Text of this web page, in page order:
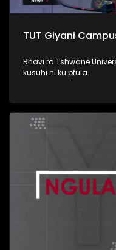
TUT Giyani
Rhavi ra Tshwane
kusuhi ni ku pfula.